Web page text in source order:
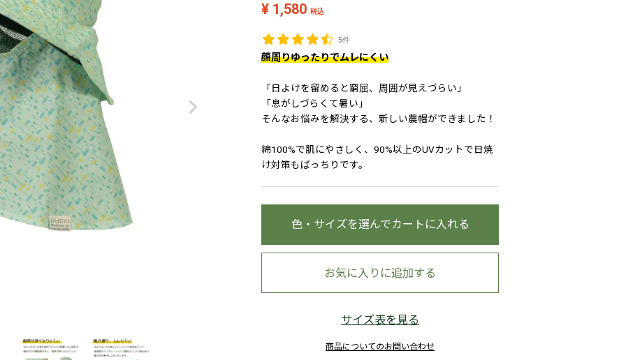
¥ 1,580 税込
5件
顔周りゆったりでムレにくい
「日よけを留めると窮屈、周囲が見えづらい」
「息がしづらくて暑い」
そんなお悩みを解決する、新しい農帽ができました！
綿100%で肌にやさしく、90%以上のUVカットで日焼
け対策もばっちりです。
色・サイズを選んでカートに入れる
お気に入りに追加する
サイズ表を見る
商品についてのお問い合わせ